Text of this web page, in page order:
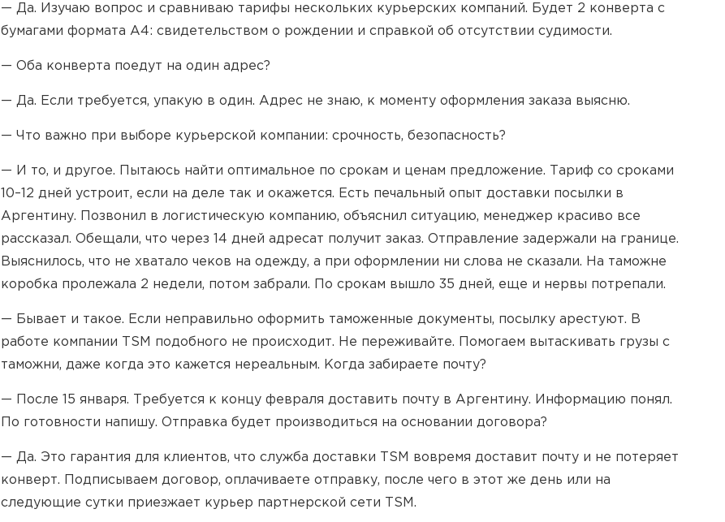
— Да. Изучаю вопрос и сравниваю тарифы нескольких курьерских компаний. Будет 2 конверта с
бумагами формата А4: свидетельством о рождении и справкой об отсутствии судимости.
— Оба конверта поедут на один адрес?
— Да. Если требуется, упакую в один. Адрес не знаю, к моменту оформления заказа выясню.
— Что важно при выборе курьерской компании: срочность, безопасность?
— И то, и другое. Пытаюсь найти оптимальное по срокам и ценам предложение. Тариф со сроками
10–12 дней устроит, если на деле так и окажется. Есть печальный опыт доставки посылки в
Аргентину. Позвонил в логистическую компанию, объяснил ситуацию, менеджер красиво все
рассказал. Обещали, что через 14 дней адресат получит заказ. Отправление задержали на границе.
Выяснилось, что не хватало чеков на одежду, а при оформлении ни слова не сказали. На таможне
коробка пролежала 2 недели, потом забрали. По срокам вышло 35 дней, еще и нервы потрепали.
— Бывает и такое. Если неправильно оформить таможенные документы, посылку арестуют. В
работе компании TSM подобного не происходит. Не переживайте. Помогаем вытаскивать грузы с
таможни, даже когда это кажется нереальным. Когда забираете почту?
— После 15 января. Требуется к концу февраля доставить почту в Аргентину. Информацию понял.
По готовности напишу. Отправка будет производиться на основании договора?
— Да. Это гарантия для клиентов, что служба доставки TSM вовремя доставит почту и не потеряет
конверт. Подписываем договор, оплачиваете отправку, после чего в этот же день или на
следующие сутки приезжает курьер партнерской сети TSM.